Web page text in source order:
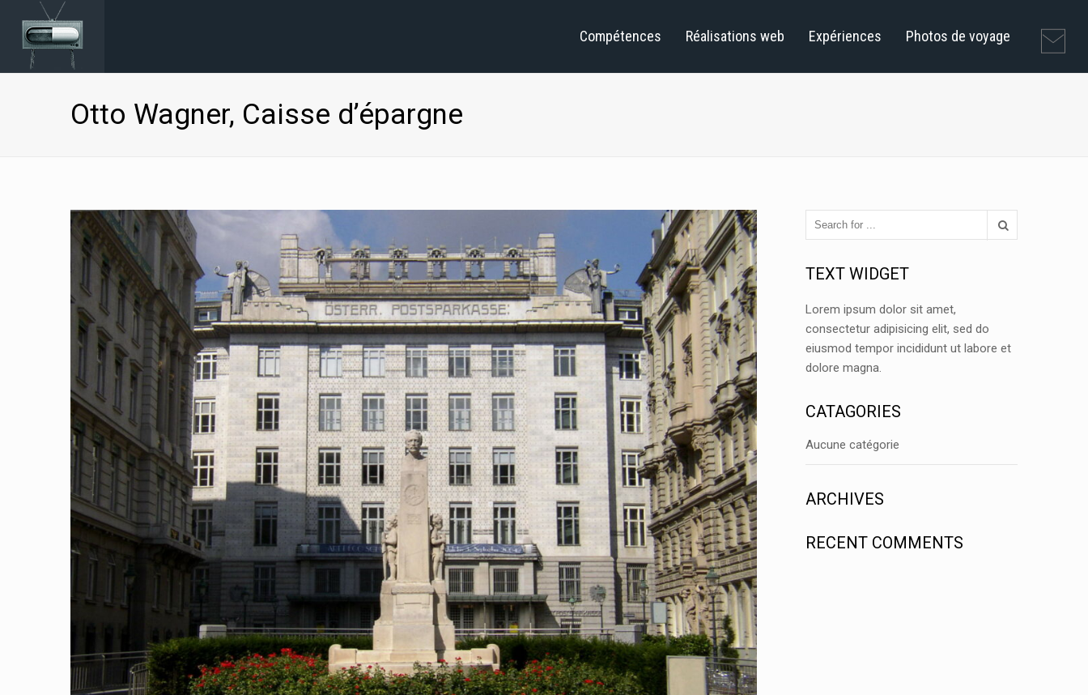
Compétences Réalisations web Expériences Photos de voyage
Otto Wagner, Caisse d’épargne
TEXT WIDGET
Lorem ipsum dolor sit amet,
consectetur adipisicing elit, sed do
eiusmod tempor incididunt ut labore et
dolore magna.
CATAGORIES
Aucune catégorie
ARCHIVES
RECENT COMMENTS